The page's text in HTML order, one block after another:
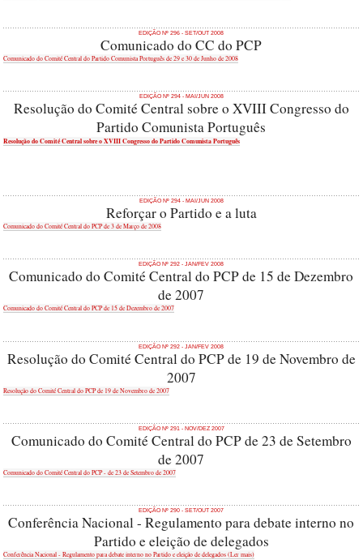
EDIÇÃO Nº 296 - SET/OUT 2008
Comunicado do CC do PCP
Comunicado do Comité Central do Partido Comunista Português de 29 e 30 de Junho de 2008
EDIÇÃO Nº 294 - MAI/JUN 2008
Resolução do Comité Central sobre o XVIII Congresso do
Partido Comunista Português
Resolução do Comité Central sobre o XVIII Congresso do Partido Comunista Português
EDIÇÃO Nº 294 - MAI/JUN 2008
Reforçar o Partido e a luta
Comunicado do Comité Central do PCP de 3 de Março de 2008
EDIÇÃO Nº 292 - JAN/FEV 2008
Comunicado do Comité Central do PCP de 15 de Dezembro
de 2007
Comunicado do Comité Central do PCP de 15 de Dezembro de 2007
EDIÇÃO Nº 292 - JAN/FEV 2008
Resolução do Comité Central do PCP de 19 de Novembro de
2007
Resolução do Comité Central do PCP de 19 de Novembro de 2007
EDIÇÃO Nº 291 - NOV/DEZ 2007
Comunicado do Comité Central do PCP de 23 de Setembro
de 2007
Comunicado do Comité Central do PCP - de 23 de Setembro de 2007
EDIÇÃO Nº 290 - SET/OUT 2007
Conferência Nacional - Regulamento para debate interno no
Partido e eleição de delegados
Conferência Nacional - Regulamento para debate interno no Partido e eleição de delegados (Ler mais)